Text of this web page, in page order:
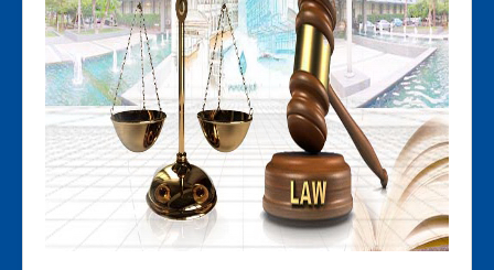
ประกาศกระทรวงการคลัง
ประกาศกรมสรรพสามิต
ระเบียบกรมสรรพสามิต
คำสั่งกรมสรรพสามิต
กฎสํานักนายกรัฐมนตรี
กฎหมายอื่นๆ